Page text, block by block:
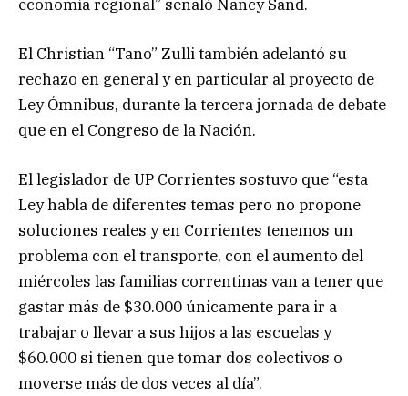
economía regional” señaló Nancy Sand.
El Christian “Tano” Zulli también adelantó su
rechazo en general y en particular al proyecto de
Ley Ómnibus, durante la tercera jornada de debate
que en el Congreso de la Nación.
El legislador de UP Corrientes sostuvo que “esta
Ley habla de diferentes temas pero no propone
soluciones reales y en Corrientes tenemos un
problema con el transporte, con el aumento del
miércoles las familias correntinas van a tener que
gastar más de $30.000 únicamente para ir a
trabajar o llevar a sus hijos a las escuelas y
$60.000 si tienen que tomar dos colectivos o
moverse más de dos veces al día”.